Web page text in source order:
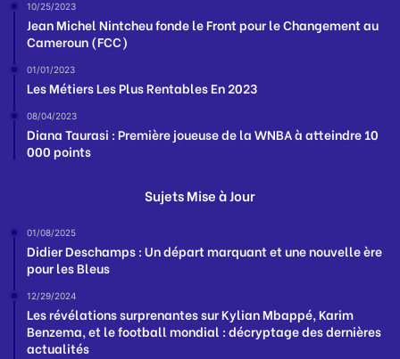
10/25/2023
Jean Michel Nintcheu fonde le Front pour le Changement au
Cameroun (FCC)
01/01/2023
Les Métiers Les Plus Rentables En 2023
08/04/2023
Diana Taurasi : Première joueuse de la WNBA à atteindre 10
000 points
Sujets Mise à Jour
01/08/2025
Didier Deschamps : Un départ marquant et une nouvelle ère
pour les Bleus
12/29/2024
Les révélations surprenantes sur Kylian Mbappé, Karim
Benzema, et le football mondial : décryptage des dernières
actualités